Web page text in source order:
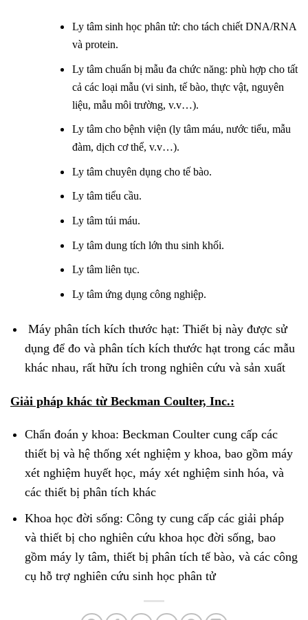
Ly tâm sinh học phân tử: cho tách chiết DNA/RNA
và protein.
Ly tâm chuẩn bị mẫu đa chức năng: phù hợp cho tất
cả các loại mẫu (vi sinh, tế bào, thực vật, nguyên
liệu, mẫu môi trường, v.v…).
Ly tâm cho bệnh viện (ly tâm máu, nước tiểu, mẫu
đàm, dịch cơ thể, v.v…).
Ly tâm chuyên dụng cho tế bào.
Ly tâm tiểu cầu.
Ly tâm túi máu.
Ly tâm dung tích lớn thu sinh khối.
Ly tâm liên tục.
Ly tâm ứng dụng công nghiệp.
Máy phân tích kích thước hạt: Thiết bị này được sử
dụng để đo và phân tích kích thước hạt trong các mẫu
khác nhau, rất hữu ích trong nghiên cứu và sản xuất
Giải pháp khác từ Beckman Coulter, Inc.:
Chẩn đoán y khoa: Beckman Coulter cung cấp các
thiết bị và hệ thống xét nghiệm y khoa, bao gồm máy
xét nghiệm huyết học, máy xét nghiệm sinh hóa, và
các thiết bị phân tích khác
Khoa học đời sống: Công ty cung cấp các giải pháp
và thiết bị cho nghiên cứu khoa học đời sống, bao
gồm máy ly tâm, thiết bị phân tích tế bào, và các công
cụ hỗ trợ nghiên cứu sinh học phân tử